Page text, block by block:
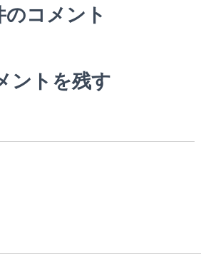
のコメント
ントを残す